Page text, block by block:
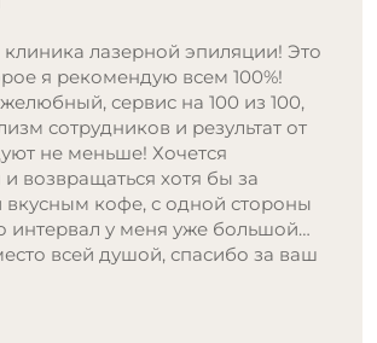
лазерной эпиляции! Это
я рекомендую всем 100%!
сервис на 100 из 100,
сотрудников и результат от
не меньше! Хочется
возвращаться хотя бы за
вкусным кофе, с одной стороны
интервал у меня уже большой…
всей душой, спасибо за ваш